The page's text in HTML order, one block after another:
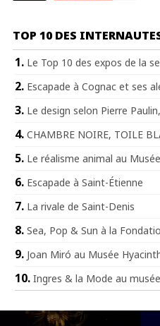
TOP 10 DES
Le Top 10 des expos de la
Escapade à Cognac et ses
Le design selon Pierre
CHAMBRE NOIRE, TOILE
Le réalisme animal au
Escapade à Saint-Étienne
La rivale de Saint-Denis
Sea, Pop & Sun à la
Joan Miró au Musée
Ingres & la Mode au